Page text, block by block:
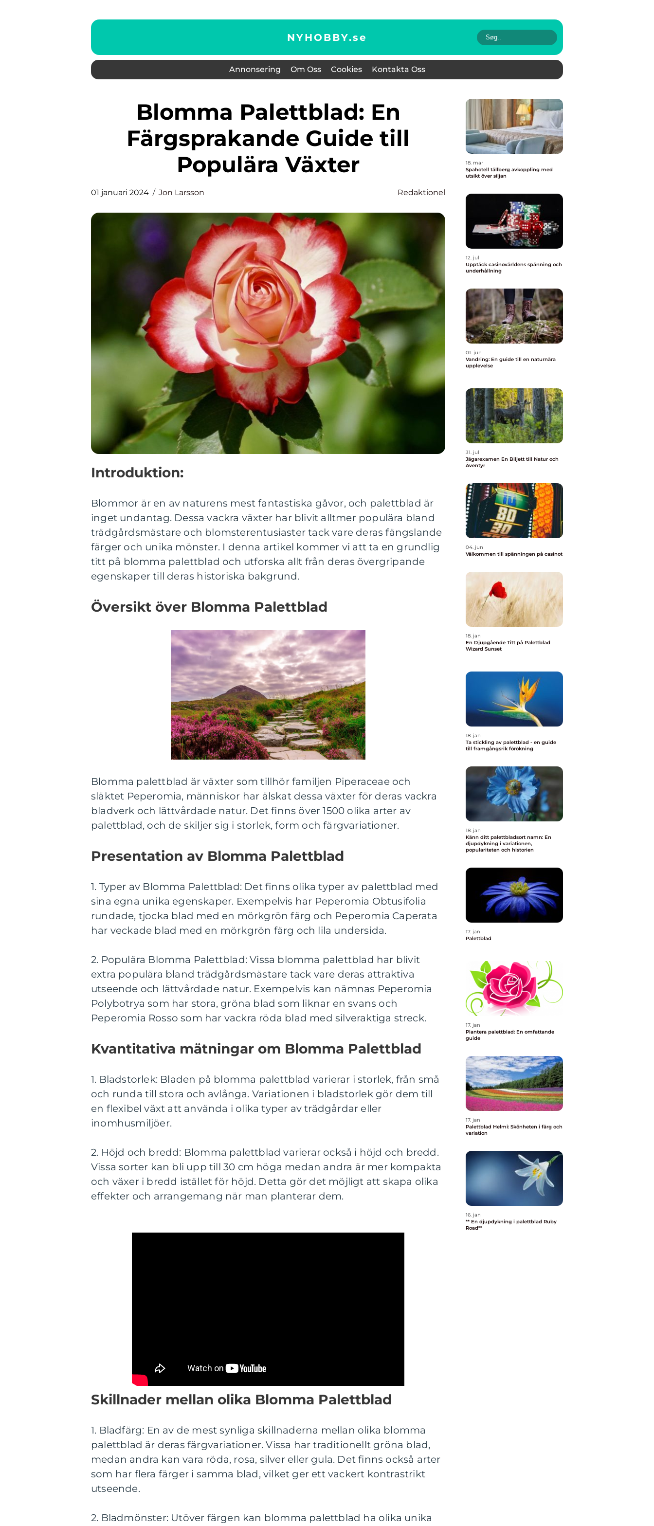
NYHOBBY.se
Annonsering Om Oss Cookies Kontakta Oss
Blomma Palettblad: En
Färgsprakande Guide till
Populära Växter
01 januari 2024 Jon Larsson Redaktionel
Introduktion:
Blommor är en av naturens mest fantastiska gåvor, och palettblad är
inget undantag. Dessa vackra växter har blivit alltmer populära bland
trädgårdsmästare och blomsterentusiaster tack vare deras fängslande
färger och unika mönster. I denna artikel kommer vi att ta en grundlig
titt på blomma palettblad och utforska allt från deras övergripande
egenskaper till deras historiska bakgrund.
Översikt över Blomma Palettblad
Blomma palettblad är växter som tillhör familjen Piperaceae och
släktet Peperomia, människor har älskat dessa växter för deras vackra
bladverk och lättvårdade natur. Det finns över 1500 olika arter av
palettblad, och de skiljer sig i storlek, form och färgvariationer.
Presentation av Blomma Palettblad
1. Typer av Blomma Palettblad: Det finns olika typer av palettblad med
sina egna unika egenskaper. Exempelvis har Peperomia Obtusifolia
rundade, tjocka blad med en mörkgrön färg och Peperomia Caperata
har veckade blad med en mörkgrön färg och lila undersida.
2. Populära Blomma Palettblad: Vissa blomma palettblad har blivit
extra populära bland trädgårdsmästare tack vare deras attraktiva
utseende och lättvårdade natur. Exempelvis kan nämnas Peperomia
Polybotrya som har stora, gröna blad som liknar en svans och
Peperomia Rosso som har vackra röda blad med silveraktiga streck.
Kvantitativa mätningar om Blomma Palettblad
1. Bladstorlek: Bladen på blomma palettblad varierar i storlek, från små
och runda till stora och avlånga. Variationen i bladstorlek gör dem till
en flexibel växt att använda i olika typer av trädgårdar eller
inomhusmiljöer.
2. Höjd och bredd: Blomma palettblad varierar också i höjd och bredd.
Vissa sorter kan bli upp till 30 cm höga medan andra är mer kompakta
och växer i bredd istället för höjd. Detta gör det möjligt att skapa olika
effekter och arrangemang när man planterar dem.
Skillnader mellan olika Blomma Palettblad
1. Bladfärg: En av de mest synliga skillnaderna mellan olika blomma
palettblad är deras färgvariationer. Vissa har traditionellt gröna blad,
medan andra kan vara röda, rosa, silver eller gula. Det finns också arter
som har flera färger i samma blad, vilket ger ett vackert kontrastrikt
utseende.
2. Bladmönster: Utöver färgen kan blomma palettblad ha olika unika
18. mar
Spahotell tällberg avkoppling med
utsikt över siljan
12. jul
Upptäck casinovärldens spänning och
underhållning
01. jun
Vandring: En guide till en naturnära
upplevelse
31. jul
Jägarexamen En Biljett till Natur och
Äventyr
04. jun
Välkommen till spänningen på casinot
18. jan
En Djupgående Titt på Palettblad
Wizard Sunset
18. jan
Ta stickling av palettblad - en guide
till framgångsrik förökning
18. jan
Känn ditt palettbladsort namn: En
djupdykning i variationen,
populariteten och historien
17. jan
Palettblad
17. jan
Plantera palettblad: En omfattande
guide
17. jan
Palettblad Helmi: Skönheten i färg och
variation
16. jan
** En djupdykning i palettblad Ruby
Road**